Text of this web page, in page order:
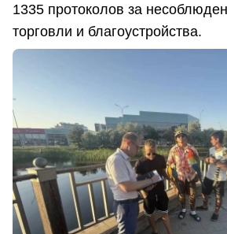
1335 протоколов за
торговли и благоустройства.